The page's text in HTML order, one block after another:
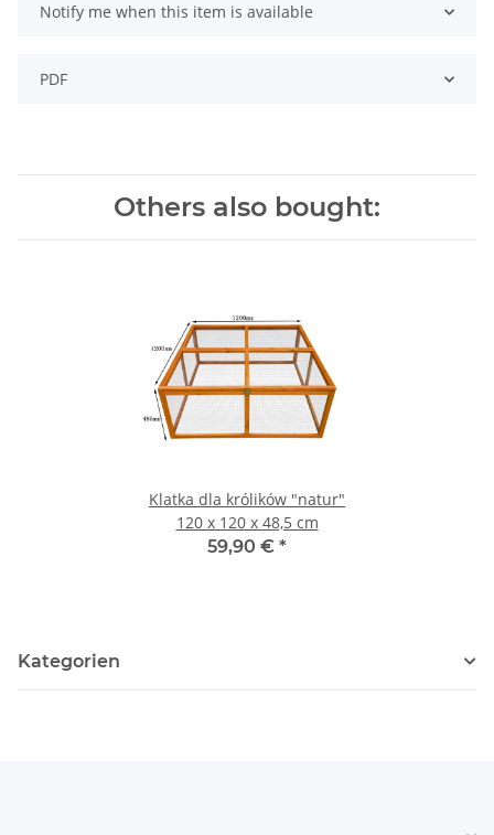
Notify me when this item is available
PDF
Others also bought:
Klatka dla królików "natur"
120 x 120 x 48,5 cm
59,90 € *
Kategorien